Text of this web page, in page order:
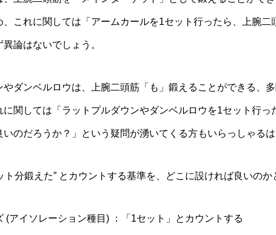
これに関しては「アームカールを1セット行ったら、上腕二
論はないでしょう。
ダンベルロウは、上腕二頭筋「も」鍛えることができる、
に関しては「ラットプルダウンやダンベルロウを1セット行っ
のだろうか？」という疑問が湧いてくる方もいらっしゃるは
ト分鍛えた” とカウントする基準を、どこに設ければ良いのか
(アイソレーション種目) ：「1セット」とカウントする